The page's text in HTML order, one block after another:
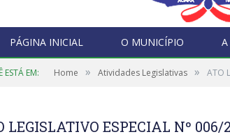
PÁGINA INICIAL O MUNICÍPIO
ESTÁ EM: Home » Atividades Legislativas » ATO
LEGISLATIVO ESPECIAL Nº 006/